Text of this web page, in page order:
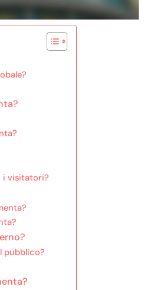
i visitatori?
pubblico?